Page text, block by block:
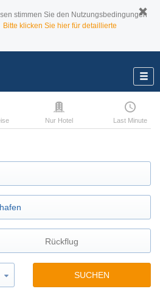
stimmen Sie den Nutzungsbedingungen
Bitte klicken Sie hier für detaillierte
Nur Hotel Last Minute
SUCHEN